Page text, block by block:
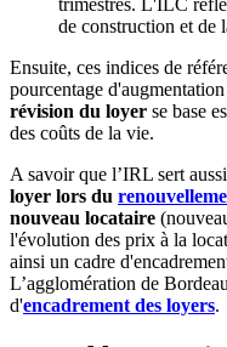
trimestres. L'ILC
de construction et de
Ensuite, ces indices de
pourcentage
révision du loyer se base
des coûts de la vie.
A savoir que l’IRL sert
loyer lors du
nouveau locataire
l'évolution des prix à la
ainsi un cadre
L’agglomération de
d'encadrement des loyers.